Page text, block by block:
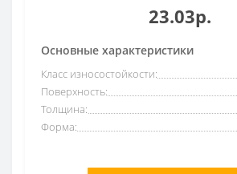
23.03р.
Основные характеристики
Класс износостойкости:
Поверхность:
Толщина:
Форма: